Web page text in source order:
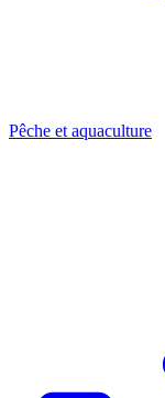
Pêche et aquaculture